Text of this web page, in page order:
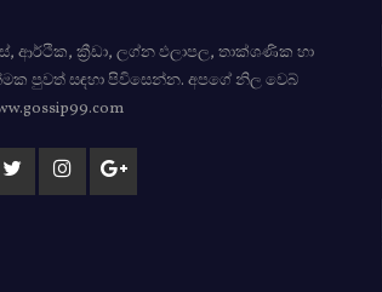
ආර්ථික, ක්‍රීඩා, ලග්න ඵලාපල, තාක්ශණික හා
පුවත් සඳහා පිවිසෙන්න. අපගේ නිල වෙබ්